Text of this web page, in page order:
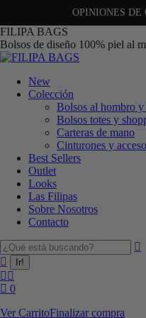
OPINIONES
FILIPA BAGS
Bolsos de diseño 100% piel al
New
Colección
Bolsos al hombro y
Bolsos totes y
Carteras de mano
Cinturones y
Best Sellers
Outlet
Looks
Las Filipas
Sobre Nosotros
Contacto
0
Ver CarritoFinalizar compra